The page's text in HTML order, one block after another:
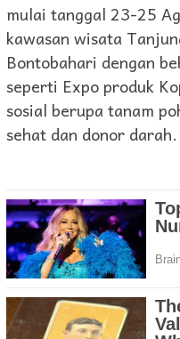
mulai tanggal 23-25
kawasan wisata
Bontobahari dengan
seperti Expo produk
sosial berupa tanam
sehat dan donor darah.